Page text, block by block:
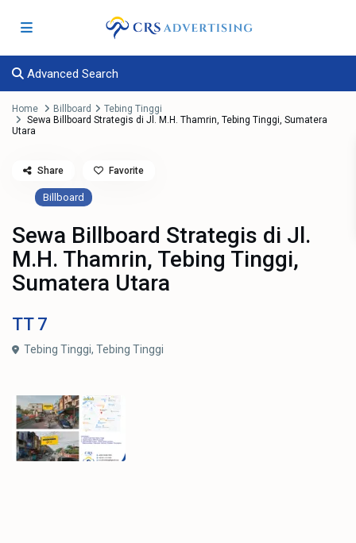
Advanced Search
Home Billboard
Tebing Tinggi
Sewa Billboard Strategis di Jl. M.H. Thamrin, Tebing Tinggi, Sumatera
Utara
Billboard
Sewa Billboard Strategis di Jl.
M.H. Thamrin, Tebing Tinggi,
Sumatera Utara
TT7
Tebing Tinggi,Tebing Tinggi
Share Favorite